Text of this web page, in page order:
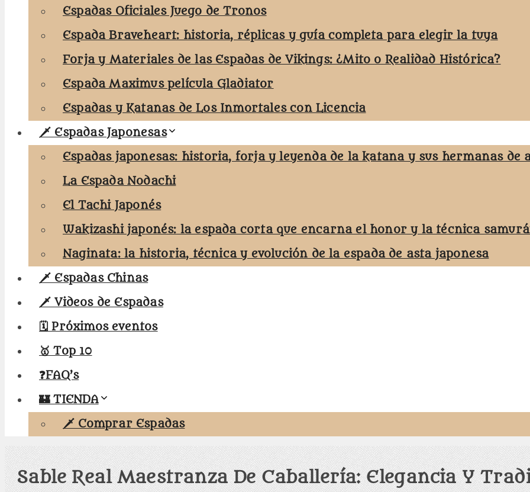
Espadas Oficiales Juego de Tronos
Espada Braveheart: historia, réplicas y guía completa para elegir la tuya
Forja y Materiales de las Espadas de Vikings: ¿Mito o Realidad Histórica?
Espada Maximus película Gladiator
Espadas y Katanas de Los Inmortales con Licencia
🗡️ Espadas Japonesas
Espadas japonesas: historia, forja y leyenda de la katana y sus hermanas de
La Espada Nodachi
El Tachi Japonés
Wakizashi japonés: la espada corta que encarna el honor y la técnica
Naginata: la historia, técnica y evolución de la espada de asta japonesa
🗡️ Espadas Chinas
🗡️ Videos de Espadas
🗓️ Próximos eventos
🥇 Top 10
❓FAQ’s
🏰 TIENDA
🗡️ Comprar Espadas
Sable Real Maestranza De Caballería: Elegancia Y